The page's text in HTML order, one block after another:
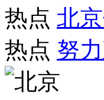
热点 北
热点 努